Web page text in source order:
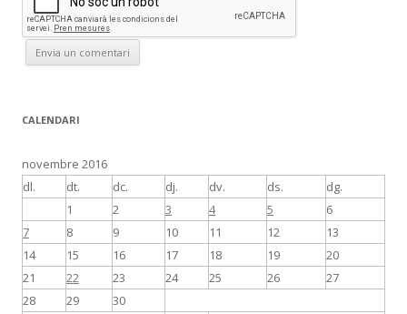
CALENDARI
novembre 2016
dl.
dt. dc. dj. dv. ds. dg.
1 2 3 4 5
6
7
8 9 10 11 12
13
14
15 16 17 18 19
20
21
22 23 24 25 26
27
28
29 30